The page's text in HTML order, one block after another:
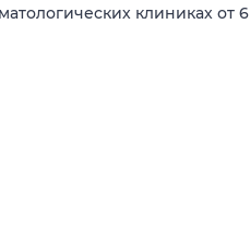
клиниках от 6